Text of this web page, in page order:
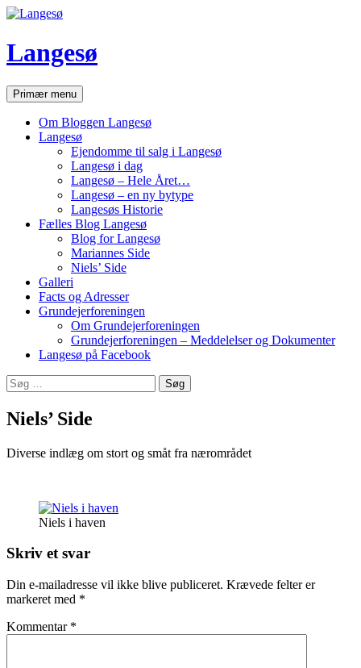
Hop
indhold
Langesø
SøgPrimær menu
Om Bloggen Langesø
Langesø
Ejendomme til salg i Langesø
Langesø i dag
Langesø – Hele Året…
Langesø – en ny bytype
Langesøs Historie
Fælles Blog Langesø
Blog for Langesø
Mariannes Side
Niels’ Side
Galleri
Facts og Adresser
Grundejerforeningen
Om Grundejerforeningen
Grundejerforeningen – Meddelelser og Dokumenter
Langesø på Facebook
Søg
efter:
Niels’ Side
Diverse indlæg om stort og småt fra nærområdet
Niels i haven
Skriv et svar
Din e-mailadresse vil ikke blive publiceret. Krævede felter er
markeret med *
Kommentar *